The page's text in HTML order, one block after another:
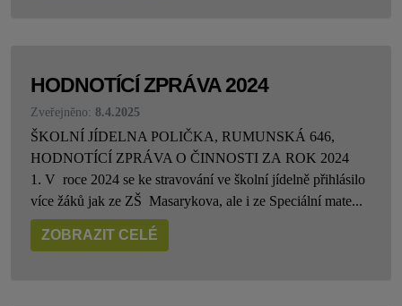
HODNOTÍCÍ ZPRÁVA 2024
Zveřejněno: 8.4.2025
ŠKOLNÍ JÍDELNA POLIČKA, RUMUNSKÁ 646,
HODNOTÍCÍ ZPRÁVA O ČINNOSTI ZA ROK 2024
1. V roce 2024 se ke stravování ve školní jídelně přihlásilo
více žáků jak ze ZŠ Masarykova, ale i ze Speciální mate...
ZOBRAZIT CELÉ